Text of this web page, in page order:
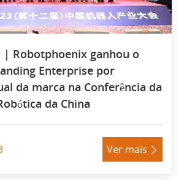
| Robotphoenix ganhou o
Enterprise por
da marca na Conferência da
da China
Ver mais 